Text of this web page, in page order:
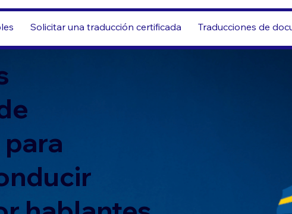
Solicitar una traducción certificada Traducciones de